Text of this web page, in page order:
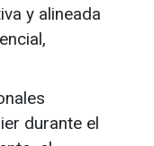
y alineada
durante el